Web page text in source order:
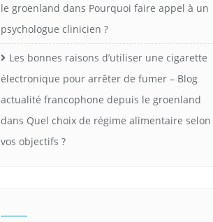
le groenland dans Pourquoi faire appel à un
psychologue clinicien ?
Les bonnes raisons d’utiliser une cigarette
électronique pour arrêter de fumer – Blog
actualité francophone depuis le groenland
dans Quel choix de régime alimentaire selon
vos objectifs ?